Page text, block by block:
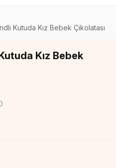
Kutuda Kız Bebek Çikolatası
Kız Bebek